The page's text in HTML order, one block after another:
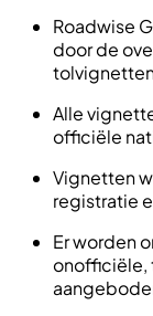
Roadwise
door de
Alle
officiële
Vignetten
registratie
Er worden
onofficiële,